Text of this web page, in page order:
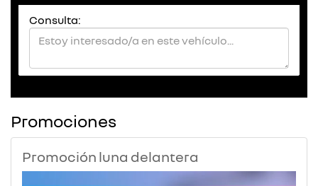
Consulta:
Promociones
Promoción luna delantera